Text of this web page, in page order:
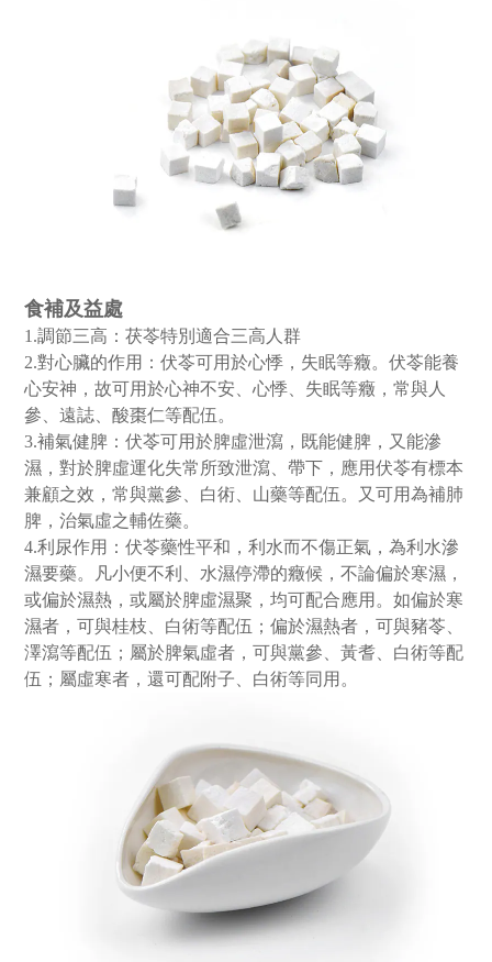
食補及益處
1.調節三高：茯苓特別適合三高人群
2.對心臟的作用：伏苓可用於心悸，失眠等癥。伏苓能養
心安神，故可用於心神不安、心悸、失眠等癥，常與人
參、遠誌、酸棗仁等配伍。
3.補氣健脾：伏苓可用於脾虛泄瀉，既能健脾，又能滲
濕，對於脾虛運化失常所致泄瀉、帶下，應用伏苓有標本
兼顧之效，常與黨參、白術、山藥等配伍。又可用為補肺
脾，治氣虛之輔佐藥。
4.利尿作用：伏苓藥性平和，利水而不傷正氣，為利水滲
濕要藥。凡小便不利、水濕停滯的癥候，不論偏於寒濕，
或偏於濕熱，或屬於脾虛濕聚，均可配合應用。如偏於寒
濕者，可與桂枝、白術等配伍；偏於濕熱者，可與豬苓、
澤瀉等配伍；屬於脾氣虛者，可與黨參、黃耆、白術等配
伍；屬虛寒者，還可配附子、白術等同用。